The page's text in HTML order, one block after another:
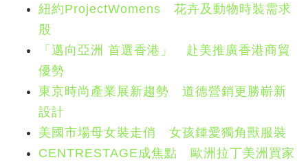
紐約ProjectWomens 花卉及動物時裝需求
殷
「邁向亞洲 首選香港」 赴美推廣香港商貿
優勢
東京時尚產業展新趨勢 道德營銷更勝嶄新
設計
美國市場母女裝走俏 女孩鍾愛獨角獸服裝
CENTRESTAGE成焦點 歐洲拉丁美洲買家